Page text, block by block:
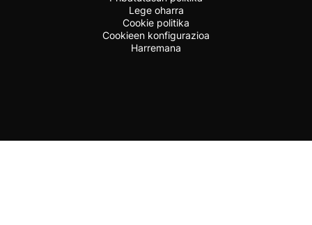
Lege oharra
Cookie politika
Cookieen konfigurazioa
Harremana